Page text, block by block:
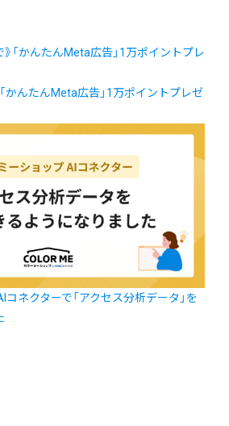
かんたんMeta広告」1万ポイントプレゼ
ネクターで「アクセス分析データ」を